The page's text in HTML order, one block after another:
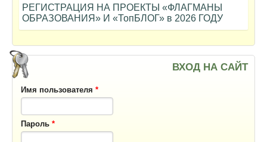
РЕГИСТРАЦИЯ НА ПРОЕКТЫ «ФЛАГМАНЫ
ОБРАЗОВАНИЯ» И «ТопБЛОГ» в 2026 ГОДУ
ВХОД НА САЙТ
Имя пользователя *
Пароль *